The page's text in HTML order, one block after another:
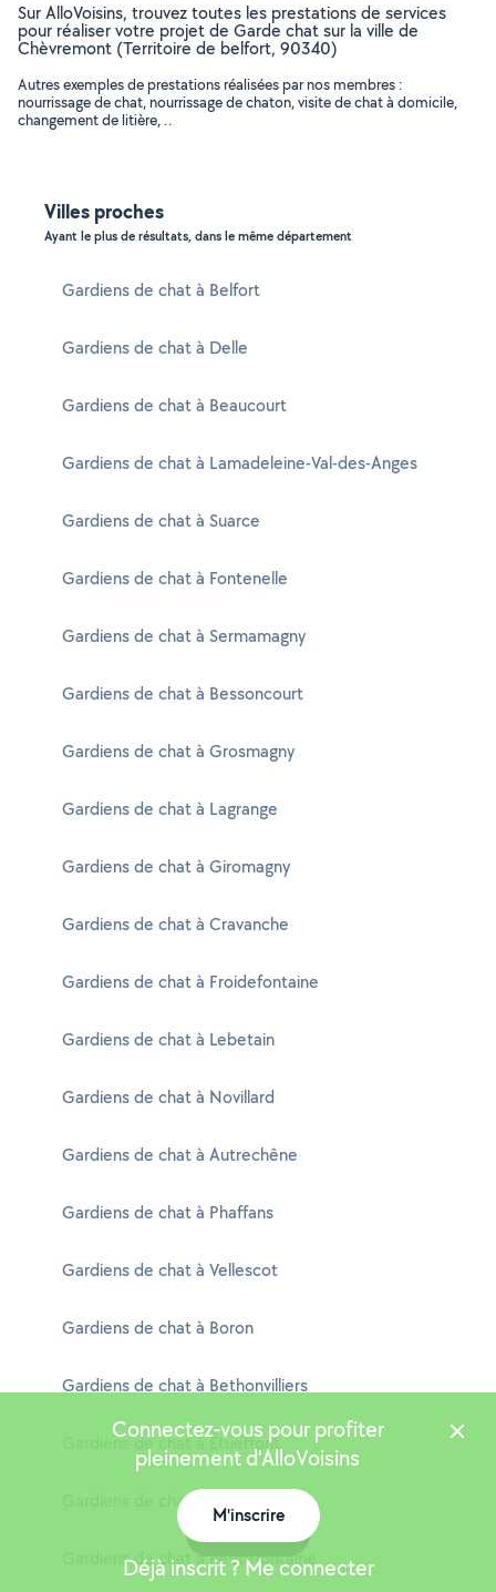
Sur AlloVoisins, trouvez toutes les prestations de services
pour réaliser votre projet de Garde chat sur la ville de
Chèvremont (Territoire de belfort, 90340)
Autres exemples de prestations réalisées par nos membres :
nourrissage de chat, nourrissage de chaton, visite de chat à domicile,
changement de litière, ..
Villes proches
Ayant le plus de résultats, dans le même département
Gardiens de chat à Belfort
Gardiens de chat à Delle
Gardiens de chat à Beaucourt
Gardiens de chat à Lamadeleine-Val-des-Anges
Gardiens de chat à Suarce
Gardiens de chat à Fontenelle
Gardiens de chat à Sermamagny
Gardiens de chat à Bessoncourt
Gardiens de chat à Grosmagny
Gardiens de chat à Lagrange
Gardiens de chat à Giromagny
Gardiens de chat à Cravanche
Gardiens de chat à Froidefontaine
Gardiens de chat à Lebetain
Gardiens de chat à Novillard
Gardiens de chat à Autrechêne
Gardiens de chat à Phaffans
Gardiens de chat à Vellescot
Gardiens de chat à Boron
Gardiens de chat à Bethonvilliers
Gardiens de chat à Étueffont
Gardiens de chat à Essert
Gardiens de chat à Petitefontaine
Connectez-vous pour profiter
pleinement d'AlloVoisins
M'inscrire
Déjà inscrit ? Me connecter